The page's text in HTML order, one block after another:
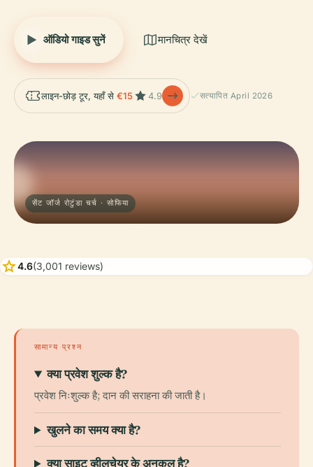
ऑडियो गाइड सुनें मानचित्र देखें
लाइन-छोड़ टूर, यहाँ से €15 4.9 सत्यापित April 2026
सेंट जॉर्ज रोटुंडा चर्च · सोफिया
star4.6(3,001 reviews)
सामान्य प्रश्न
क्या प्रवेश शुल्क है?
प्रवेश निःशुल्क है; दान की सराहना की जाती है।
खुलने का समय क्या है?
क्या साइट व्हीलचेयर के अनुकूल है?